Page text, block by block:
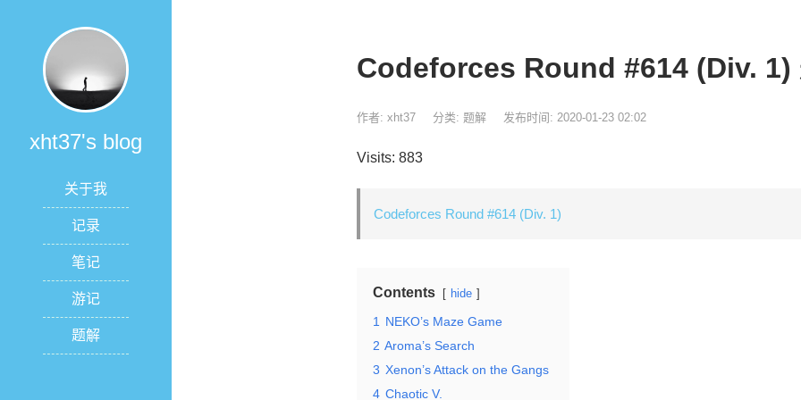
xht37's blog
关于我
记录
笔记
游记
题解
Codeforces Round #614 (Div. 1)
作者: xht37 分类: 题解 发布时间: 2020-01-23 02:02
Visits: 883
Codeforces Round #614 (Div. 1)
Contents hide
1
NEKO’s Maze Game
2 Aroma’s Search
3 Xenon’s Attack on the Gangs
4 Chaotic V.